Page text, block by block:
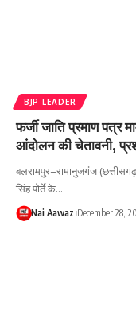
BJP LEADER
फर्जी जाति प्रमाण पत्र
आंदोलन की चेतावनी,
बलरामपुर–रामानुजगंज
सिंह पोर्ते के…
Nai Aawaz December 28,